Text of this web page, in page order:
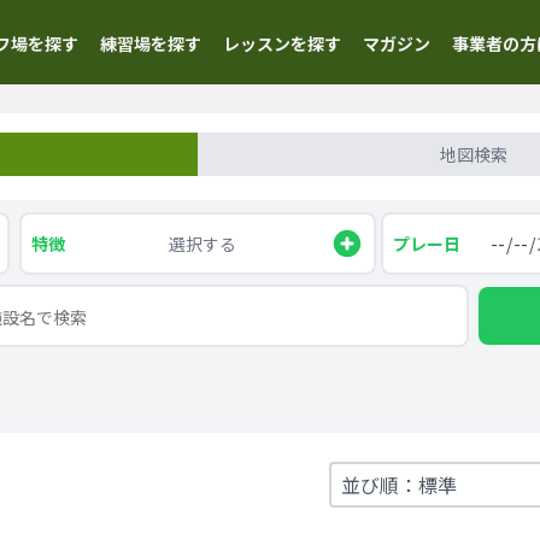
場を探す 練習場を探す レッスンを探す マガジン 事業者の
地図検索
特徴 選択する プレー日